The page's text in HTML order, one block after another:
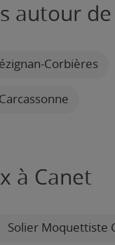
autour
Corbières
à Canet
Solier Moquettiste